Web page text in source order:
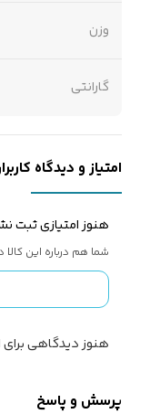
وزن
گارانتی
امتیاز و دیدگاه
هنوز امتیازی ثبت
شما هم درباره این
هنوز دیدگاهی
پرسش و پاسخ